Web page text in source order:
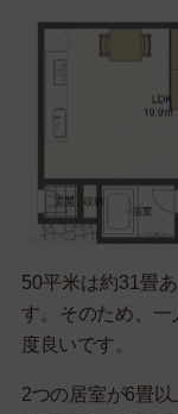
50平米は約31畳
す。そのため、
度良いです。
2つの居室が6畳